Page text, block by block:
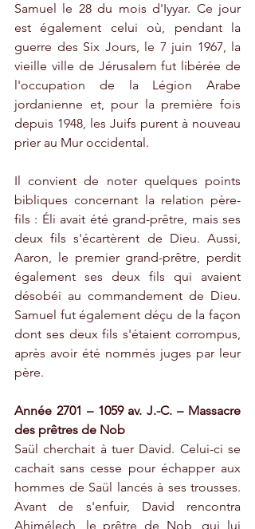
Samuel le 28 du mois d'Iyyar. Ce jour
est également celui où, pendant la
guerre des Six Jours, le 7 juin 1967, la
vieille ville de Jérusalem fut libérée de
l'occupation de la Légion Arabe
jordanienne et, pour la première fois
depuis 1948, les Juifs purent à nouveau
prier au Mur occidental.
Il convient de noter quelques points
bibliques concernant la relation père-
fils : Éli avait été grand-prêtre, mais ses
deux fils s'écartèrent de Dieu. Aussi,
Aaron, le premier grand-prêtre, perdit
également ses deux fils qui avaient
désobéi au commandement de Dieu.
Samuel fut également déçu de la façon
dont ses deux fils s'étaient corrompus,
après avoir été nommés juges par leur
père.
Année 2701 – 1059 av. J.-C. – Massacre
des prêtres de Nob
Saül cherchait à tuer David. Celui-ci se
cachait sans cesse pour échapper aux
hommes de Saül lancés à ses trousses.
Avant de s'enfuir, David rencontra
Ahimélech, le prêtre de Nob, qui lui